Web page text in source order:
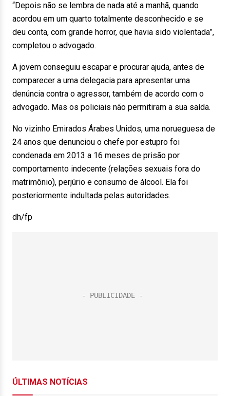
“Depois não se lembra de nada até a manhã, quando
acordou em um quarto totalmente desconhecido e se
deu conta, com grande horror, que havia sido violentada”,
completou o advogado.
A jovem conseguiu escapar e procurar ajuda, antes de
comparecer a uma delegacia para apresentar uma
denúncia contra o agressor, também de acordo com o
advogado. Mas os policiais não permitiram a sua saída.
No vizinho Emirados Árabes Unidos, uma norueguesa de
24 anos que denunciou o chefe por estupro foi
condenada em 2013 a 16 meses de prisão por
comportamento indecente (relações sexuais fora do
matrimônio), perjúrio e consumo de álcool. Ela foi
posteriormente indultada pelas autoridades.
dh/fp